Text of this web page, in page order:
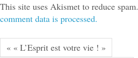
This site uses Akismet to reduce spam.
comment data is processed.
« « L’Esprit est votre vie ! »